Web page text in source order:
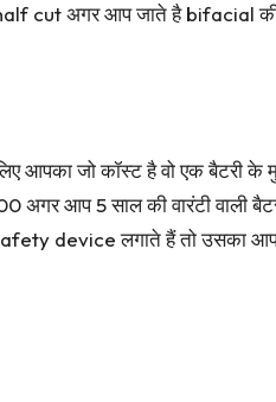
cut अगर आप जाते है bifacial
आपका जो कॉस्ट है वो एक बैटरी
आप 5 साल की वारंटी वाली
device लगाते हैं तो उसका